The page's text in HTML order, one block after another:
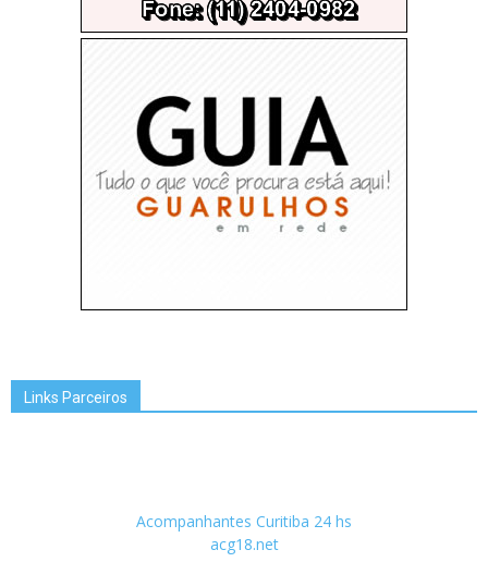
Links Parceiros
Acompanhantes Curitiba 24 hs
acg18.net